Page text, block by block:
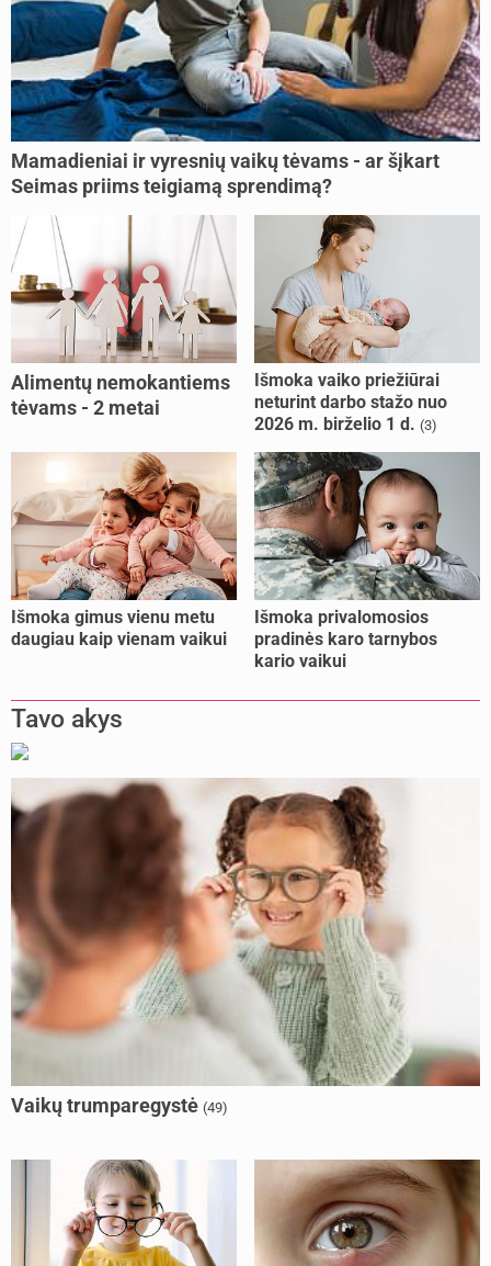
Mamadieniai ir vyresnių vaikų tėvams - ar šįkart
Seimas priims teigiamą sprendimą?
Alimentų nemokantiems
tėvams - 2 metai
Išmoka vaiko priežiūrai
neturint darbo stažo nuo
2026 m. birželio 1 d. (3)
Išmoka gimus vienu metu
daugiau kaip vienam vaikui
Išmoka privalomosios
pradinės karo tarnybos
kario vaikui
Tavo akys
Vaikų trumparegystė (49)